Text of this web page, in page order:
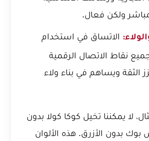
ولكن فعال.
الاتساق في استخدام
جميع نقاط الاتصال الرقمية
الثقة ويساهم في بناء ولاء
لا يمكننا تخيل كوكا كولا بدون
بوك بدون الأزرق. هذه الألوان